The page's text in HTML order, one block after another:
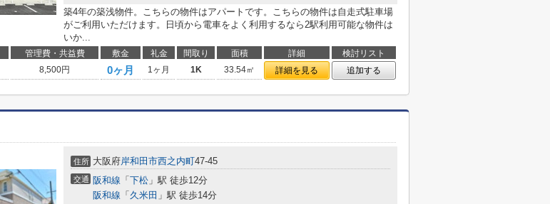
築4年の築浅物件。こちらの物件はアパートです。こちらの物件は自走式駐車場
がご利用いただけます。日頃から電車をよく利用するなら2駅利用可能な物件は
いか...
管理費・共益費 敷金 礼金 間取り 面積 詳細
検討リスト
8,500円 0ヶ月 1ヶ月 1K 33.54㎡ 詳細を見る 追加する
住所 大阪府岸和田市西之内町47-45
交通 阪和線 「 下松 」駅 徒歩12分
阪和線 「 久米田 」駅 徒歩14分